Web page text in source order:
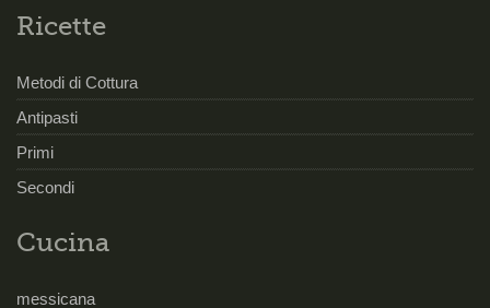
Ricette
Metodi di Cottura
Antipasti
Primi
Secondi
Cucina
messicana